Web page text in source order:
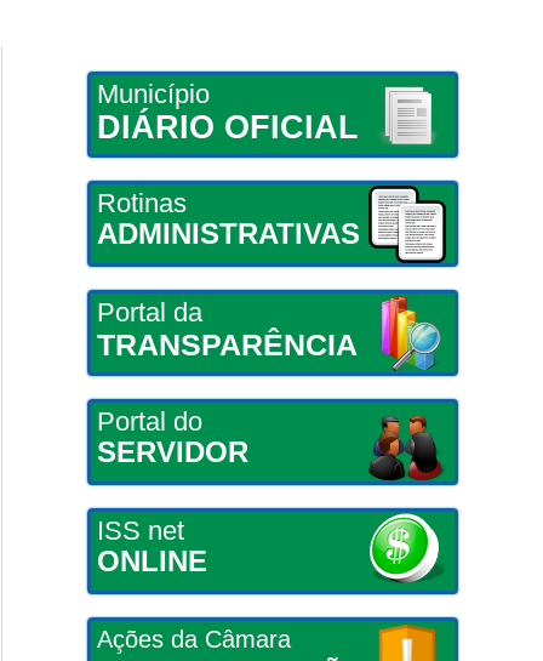
Município
DIÁRIO OFICIAL
Rotinas
ADMINISTRATIVAS
Portal da
TRANSPARÊNCIA
Portal do
SERVIDOR
ISS net
ONLINE
Ações da Câmara